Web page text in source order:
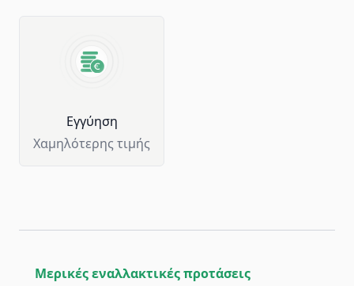
Eγγύηση
Χαμηλότερης τιμής
Μερικές εναλλακτικές προτάσεις